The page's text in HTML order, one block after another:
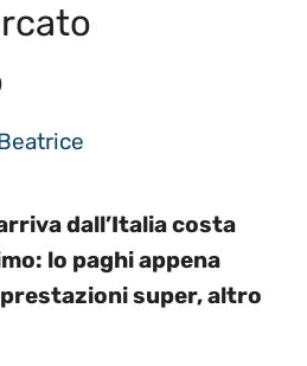
dall’Italia costa
lo paghi appena
super, altro